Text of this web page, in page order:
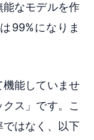
なモデルを作
99%になりま
能していませ
ス」です。こ
はなく、以下